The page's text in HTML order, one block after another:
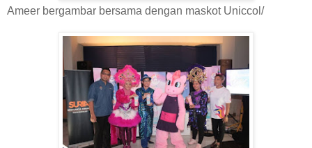
Ameer bergambar bersama dengan maskot Uniccol/